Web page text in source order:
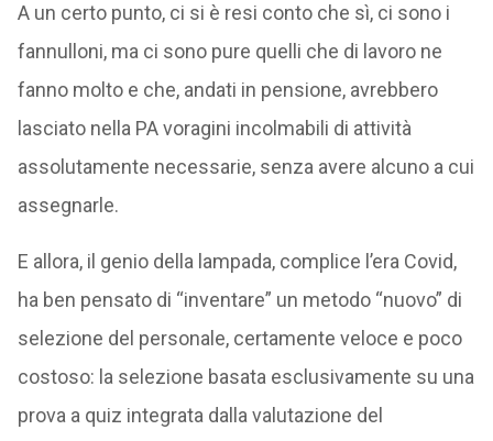
A un certo punto, ci si è resi conto che sì, ci sono i
fannulloni, ma ci sono pure quelli che di lavoro ne
fanno molto e che, andati in pensione, avrebbero
lasciato nella PA voragini incolmabili di attività
assolutamente necessarie, senza avere alcuno a cui
assegnarle.
E allora, il genio della lampada, complice l’era Covid,
ha ben pensato di “inventare” un metodo “nuovo” di
selezione del personale, certamente veloce e poco
costoso: la selezione basata esclusivamente su una
prova a quiz integrata dalla valutazione del